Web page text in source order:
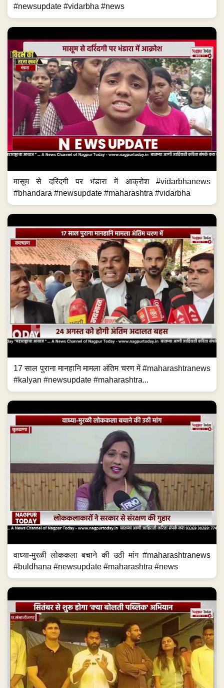
#newsupdate #vidarbha #news
मासूम से दरिंदगी पर भंडारा में आक्रोश #vidarbhanews
#bhandara #newsupdate #maharashtra #vidarbha
17 साल पुराना मानहानि मामला अंतिम चरण में #maharashtranews
#kalyan #newsupdate #maharashtra...
वाघ्या-मुरळी लोककला बचाने की उठी मांग #maharashtranews
#buldhana #newsupdate #maharashtra #news